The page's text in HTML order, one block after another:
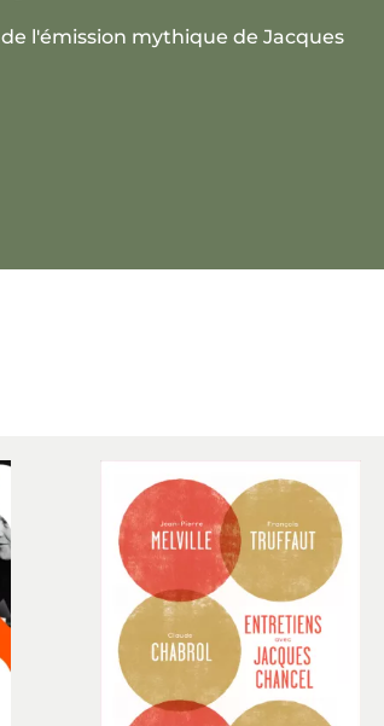
l'émission mythique de Jacques